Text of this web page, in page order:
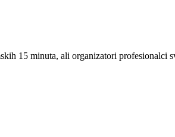
15 minuta, ali organizatori